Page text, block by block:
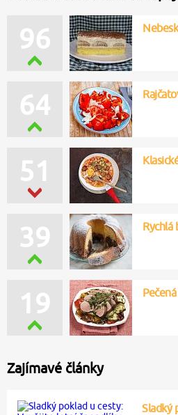
96
64
51
39 Rychlá
19
Zajímavé články
Sladký